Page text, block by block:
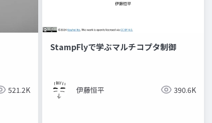
521.2K
StampFlyで学ぶマルチコプタ制御
伊藤恒平 390.6K